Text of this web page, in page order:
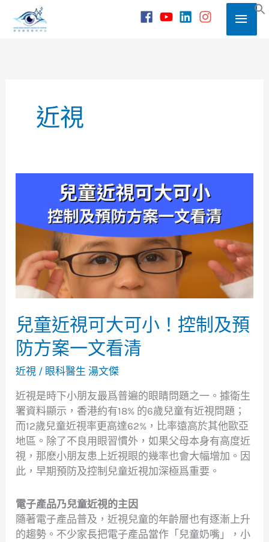
Main
近視
兒童近視可大可小！控制及預
防方案一文看清
近視 / 眼科醫生 湯文傑
近視是時下小朋友最爲普遍的眼睛問題之一。據衛生
署資料顯示，香港約有18% 的6歲兒童有近視問題；
而12歲兒童近視率更高達62%，比率遠高於其他歐亞
地區。除了不良用眼習慣外，如果父母本身有高度近
視，那麽小朋友患上近視眼的幾率也會大幅增加。因
此，早期預防及控制兒童近視加深極爲重要。
電子產品乃兒童近視的主因
隨著電子產品普及，近視兒童的年齡層也有逐漸上升
的趨勢。不少家長把電子產品當作「兒童奶嘴」，小
視
大
可
小！
控
制
及
預
防
方
案
一
文
看
清